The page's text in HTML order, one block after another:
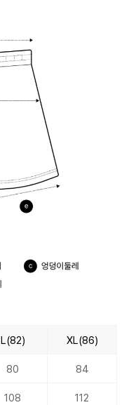
L(82) XL(86)
80 84
108 112